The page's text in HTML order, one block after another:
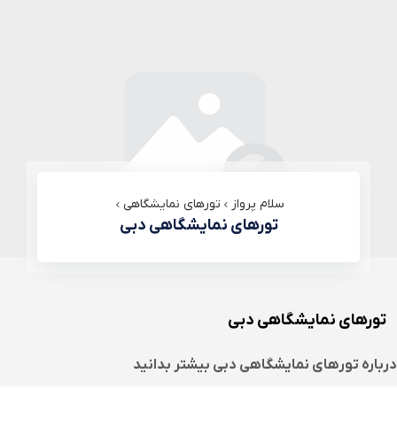
سلام پرواز تورهای نمایشگاهی
تورهای نمایشگاهی دبی
تورهای نمایشگاهی دبی
تورهای نمایشگاهی دبیبیشتر بدانید